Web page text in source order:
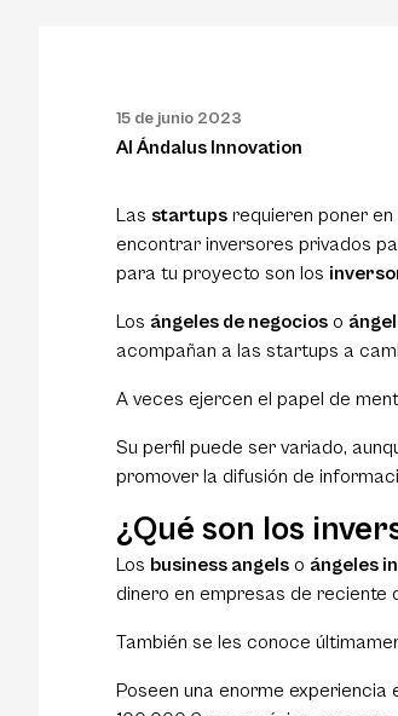
15 de junio 2023
Al Ándalus Innovation
Las startups requieren poner
encontrar inversores privados
para tu proyecto son los
Los ángeles de negocios o
acompañan a las startups a
A veces ejercen el papel de
Su perfil puede ser variado,
promover la difusión de
¿Qué son los
Los business angels o ángeles
dinero en empresas de
También se les conoce
Poseen una enorme